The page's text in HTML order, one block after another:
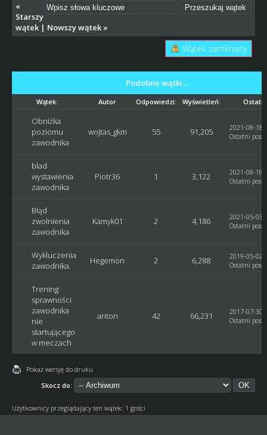
«
Starszy
wątek| Nowszy wątek»
Wątek zamknięty
Podobne wątki…
Wątek: Autor Odpowiedzi: Wyświetleń:
Obniżka
poziomu
zawodnika
wojtas_gkm 55 91,205
2021-08-18,
Ostatni post
blad
wystawienia
zawodnika
Piotr36 1 3,122
2021-08-18,
Ostatni post
Błąd
zwolnienia
zawodnika
Kamyk01 2 4,186
2021-05-03,
Ostatni post
Wykluczenia
zawodnika.
Hegemon 2 6,288
2019-05-02,
Ostatni post
Trening
sprawności
zawodnika
nie
startującego
w meczach
anton 42 66,231
2017-07-30,
Ostatni post
Pokaż wersję do druku
Skocz do:
Użytkownicy przeglądający ten wątek: 1 gości